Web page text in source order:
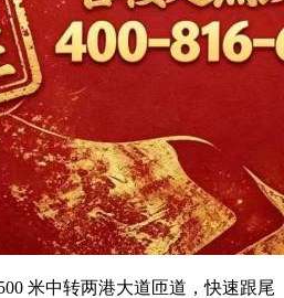
米中转两港大道匝道，快速跟尾